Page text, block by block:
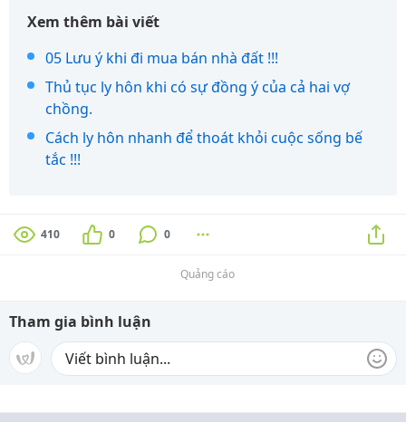
Xem thêm bài viết
05 Lưu ý khi đi mua bán nhà đất !!!
Thủ tục ly hôn khi có sự đồng ý của cả hai vợ
chồng.
Cách ly hôn nhanh để thoát khỏi cuộc sống bế
tắc !!!
410 0 0
Quảng cáo
Tham gia bình luận